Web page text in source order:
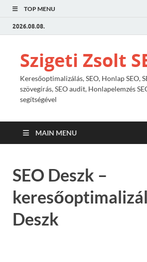
TOP MENU
2026.08.08.
Szigeti Zsolt
Keresőoptimalizálás, SEO, Honlap SEO,
szövegírás, SEO audit, Honlapelemzés
segítségével
MAIN MENU
SEO Deszk –
Deszk